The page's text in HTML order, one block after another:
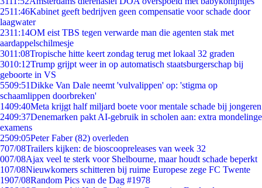
2511:46Kabinet geeft bedrijven geen compensatie voor schade door
laagwater
2311:14OM eist TBS tegen verwarde man die agenten stak met
aardappelschilmesje
3011:08Tropische hitte keert zondag terug met lokaal 32 graden
3010:12Trump grijpt weer in op automatisch staatsburgerschap bij
geboorte in VS
5509:51Dikke Van Dale neemt 'vulvalippen' op: 'stigma op
schaamlippen doorbreken'
1409:40Meta krijgt half miljard boete voor mentale schade bij jongeren
2409:37Denemarken pakt AI-gebruik in scholen aan: extra mondelinge
examens
2509:05Peter Faber (82) overleden
707/08Trailers kijken: de bioscoopreleases van week 32
007/08Ajax veel te sterk voor Shelbourne, maar houdt schade beperkt
107/08Nieuwkomers schitteren bij ruime Europese zege FC Twente
1907/08Random Pics van de Dag #1978